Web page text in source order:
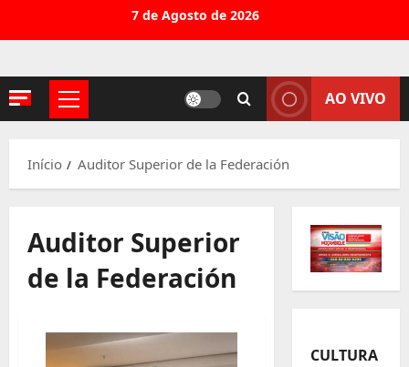
conteúdo
7 de Agosto de 2026
Menu
AO VIVO
Início Auditor Superior de la Federación
Auditor Superior
de la Federación
CULTURA